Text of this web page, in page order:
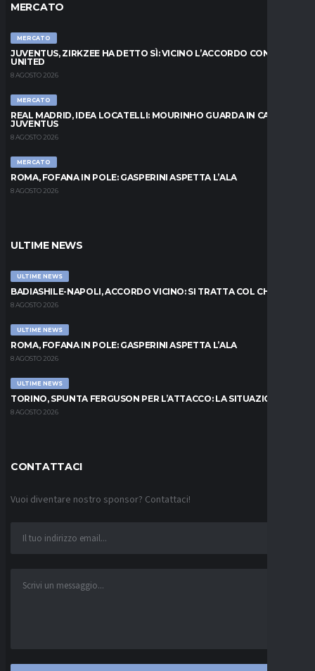
MERCATO
MERCATO
JUVENTUS, ZIRKZEE HA DETTO SÌ: VICINO L’ACCORDO CON LO
UNITED
8 AGOSTO 2026
MERCATO
REAL MADRID, IDEA LOCATELLI: MOURINHO GUARDA IN CASA
JUVENTUS
8 AGOSTO 2026
MERCATO
ROMA, FOFANA IN POLE: GASPERINI ASPETTA L’ALA
8 AGOSTO 2026
ULTIME NEWS
ULTIME NEWS
BADIASHILE-NAPOLI, ACCORDO VICINO: SI TRATTA COL CHELSEA
8 AGOSTO 2026
ULTIME NEWS
ROMA, FOFANA IN POLE: GASPERINI ASPETTA L’ALA
8 AGOSTO 2026
ULTIME NEWS
TORINO, SPUNTA FERGUSON PER L’ATTACCO: LA SITUAZIONE
8 AGOSTO 2026
CONTATTACI
Vuoi diventare nostro sponsor? Contattaci!